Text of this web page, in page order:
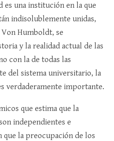
es una institución en la que
indisolublemente unidas,
Humboldt, se
y la realidad actual de las
con la de todas las
del sistema universitario, la
verdaderamente importante.
que estima que la
independientes e
la preocupación de los